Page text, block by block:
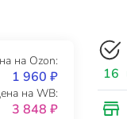
на Ozon:
1 960 ₽
на WB:
3 848 ₽
16